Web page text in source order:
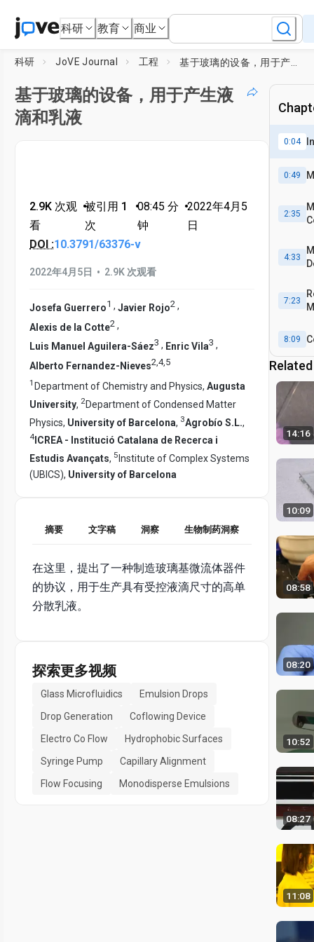
科研 教育 商业
科研 JoVE Journal 工程
基于玻璃的设备，用于产生液
滴和乳液
2.9K 次观
看
•被引用 1
次
•08:45 分
钟
•2022年4月5
日
DOI :10.3791/63376-v
2022年4月5日 • 2.9K 次观看
Josefa Guerrero1 , Javier Rojo2 ,
Alexis de la Cotte2 ,
Luis Manuel Aguilera-Sáez3 , Enric Vila3 ,
Alberto Fernandez-Nieves2 4, 5
1 Department of Chemistry and Physics, Augusta
University, 2Department of Condensed Matter
Physics, University of Barcelona, 3Agrobío S.L.,
4 ICREA - Institució Catalana de Recerca i
Estudis Avançats, 5 Institute of Complex Systems
(UBICS), University of Barcelona
摘要 文字稿 洞察 生物制药洞察
在这里，提出了一种制造玻璃基微流体器件
的协议，用于生产具有受控液滴尺寸的高单
分散乳液。
探索更多视频
Glass Microfluidics
Emulsion Drops
Drop Generation
Coflowing Device
Electro Co Flow
Hydrophobic Surfaces
Syringe Pump
Capillary Alignment
Flow Focusing
Monodisperse Emulsions
0:04
0:49
2:35
4:33
7:23
8:09
14:16
10:09
08:58
08:20
10:52
08:27
11:08